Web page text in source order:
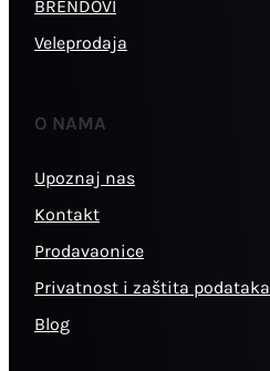
BRENDOVI
Veleprodaja
O NAMA
Upoznaj nas
Kontakt
Prodavaonice
Privatnost i zaštita podataka
Blog